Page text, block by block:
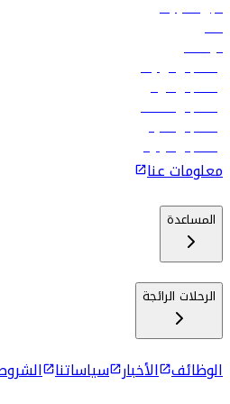
تأجير السيارات
فنادق
الوظائف
رحلات إلى تبيليسي
رحلات إلى الرياض
رحلات إلى مسقط
رحلات إلى ماليه
رحلات إلى كولومبو
معلومات عنا
المساعدة
الرحلات الرائجة
الوظائف الأخبار سياساتنا